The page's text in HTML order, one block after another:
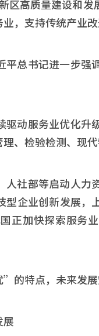
区高质量建设和发
，支持传统产业改
平总书记进一步强
驱动服务业优化升
、检验检测、现代
人社部等启动人力
型企业创新发展，
加快探索服务
的特点，未来发展
展